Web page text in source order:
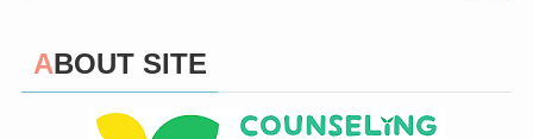
ABOUT SITE